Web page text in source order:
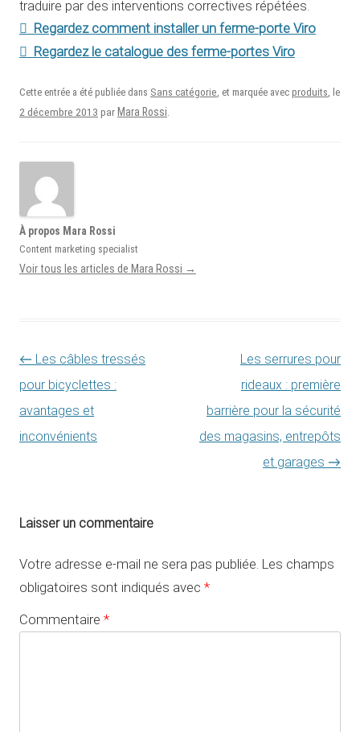
traduire par des interventions correctives répétées.
Regardez comment installer un ferme-porte Viro
Regardez le catalogue des ferme-portes Viro
Cette entrée a été publiée dans Sans catégorie , et marquée avec produits , le
2 décembre 2013 par Mara Rossi
À propos Mara Rossi
Content marketing specialist
Voir tous les articles de Mara Rossi →
Navigation des articles
← Les câbles tressés
pour bicyclettes :
avantages et
inconvénients
Les serrures pour
rideaux : première
barrière pour la sécurité
des magasins, entrepôts
et garages →
Laisser un commentaire
Votre adresse e-mail ne sera pas publiée. Les champs
obligatoires sont indiqués avec *
Commentaire *